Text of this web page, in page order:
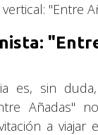
"Entre
es, sin
Añadas"
a viajar